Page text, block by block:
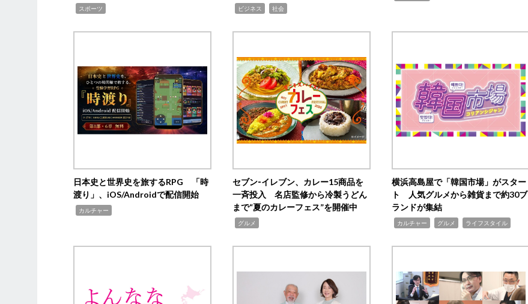
スポーツ ビジネス 社会
日本史と世界史を旅するRPG 「時
渡り」、iOS/Androidで配信開始
カルチャー
セブン‐イレブン、カレー15商品を
一斉投入 名店監修から冷製うどん
まで“夏のカレーフェス”を開催中
グルメ
横浜高島屋で「韓国市場」がスター
ト 人気グルメから雑貨まで約30ブ
ランドが集結
カルチャー グルメ ライフスタイル